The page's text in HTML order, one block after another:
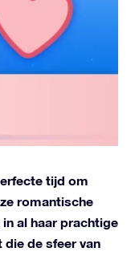
tijd om
romantische
al haar prachtige
de sfeer van